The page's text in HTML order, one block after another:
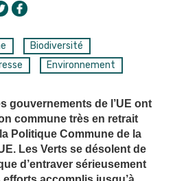
Biodiversité
Environnement
gouvernements de l’UE ont
commune très en retrait
Politique Commune de la
Les Verts se désolent de
d’entraver sérieusement